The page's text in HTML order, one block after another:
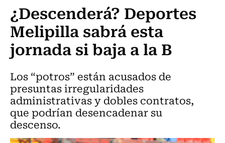
¿Descenderá? Deportes
Melipilla sabrá esta
jornada si baja a la B
Los “potros” están acusados de
presuntas irregularidades
administrativas y dobles contratos,
que podrían desencadenar su
descenso.